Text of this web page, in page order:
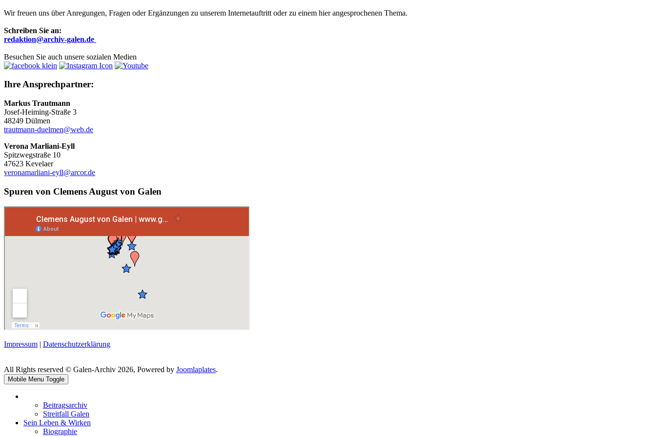
Wir freuen uns über Anregungen, Fragen oder Ergänzungen zu unserem Internetauftritt oder zu einem hier angesprochenen Thema.
Schreiben Sie an:
redaktion@archiv-galen.de
Besuchen Sie auch unsere sozialen Medien
Ihre Ansprechpartner:
Markus Trautmann
Josef-Heiming-Straße 3
48249 Dülmen
trautmann-duelmen@web.de
Verona Marliani-Eyll
Spitzwegstraße 10
47623 Kevelaer
veronamarliani-eyll@arcor.de
Spuren von Clemens August von Galen
Impressum | Datenschutzerklärung
All Rights reserved © Galen-Archiv 2026, Powered by Joomlaplates.
Mobile Menu Toggle
Beitragsarchiv
Streitfall Galen
Sein Leben & Wirken
Biographie